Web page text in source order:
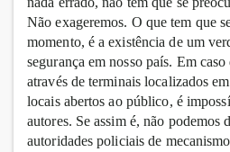
Não exageremos. O que tem que
momento, é a existência de um
segurança em nosso país. Em
através de terminais localizados
locais abertos ao público, é
autores. Se assim é, não podemos
autoridades policiais de